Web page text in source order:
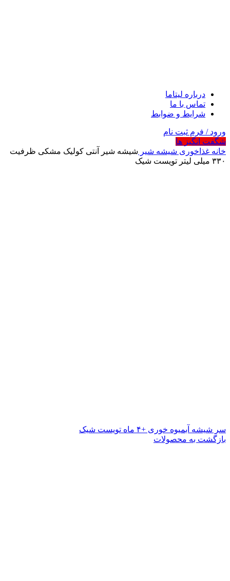
درباره لیتاما
تماس با ما
شرایط و ضوابط
ورود / فرم ثبت نام
شگفت انگیز ها
خانه غذاخوری شیشه شیر شیشه شیر آنتی کولیک مشکی ظرفیت
۳۳۰ میلی لیتر تویست شیک
سر شیشه آبمیوه خوری +۴ ماه تویست شیک
بازگشت به محصولات